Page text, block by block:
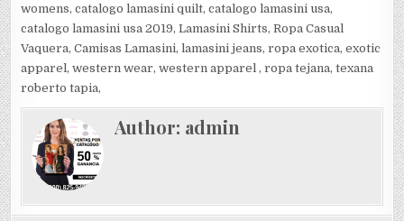
womens, catalogo lamasini quilt, catalogo lamasini usa,
catalogo lamasini usa 2019, Lamasini Shirts, Ropa Casual
Vaquera, Camisas Lamasini, lamasini jeans, ropa exotica, exotic
apparel, western wear, western apparel , ropa tejana, texana
roberto tapia,
Author: admin